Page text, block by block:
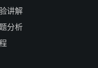
讲解
分析